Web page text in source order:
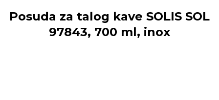
Posuda za talog kave SOLIS SOL
97843, 700 ml, inox